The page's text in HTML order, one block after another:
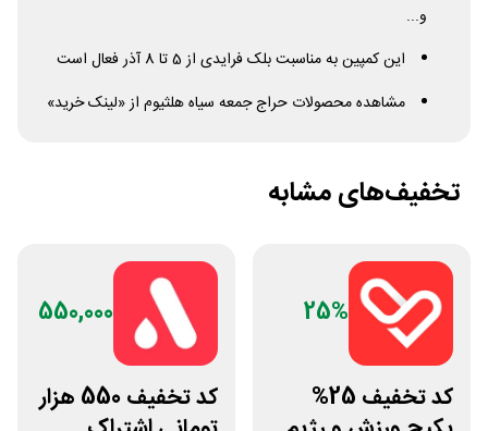
و...
این کمپین به مناسبت بلک فرایدی از 5 تا 8 آذر فعال است
مشاهده محصولات حراج جمعه سیاه هلثیوم از «لینک خرید»
تخفیف‌های مشابه
25%
کد تخفیف 25%
550,000
کد تخفیف 550 هزار